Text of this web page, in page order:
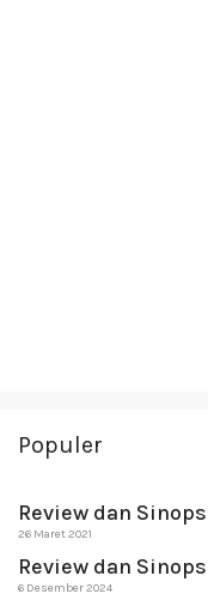
Populer
Review dan
26 Maret 2021
Review dan
6 Desember 2024